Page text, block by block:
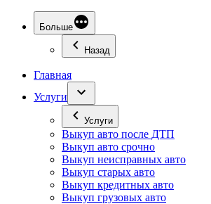
Больше
Назад
Главная
Услуги
Услуги
Выкуп авто после ДТП
Выкуп авто срочно
Выкуп неисправных авто
Выкуп старых авто
Выкуп кредитных авто
Выкуп грузовых авто